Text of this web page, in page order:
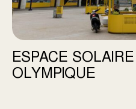
ESPACE
OLYMPIQUE